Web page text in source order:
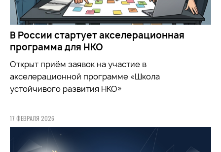
В России стартует акселерационная
программа для НКО
Открыт приём заявок на участие в
акселерационной программе «Школа
устойчивого развития НКО»
17 ФЕВРАЛЯ 2026